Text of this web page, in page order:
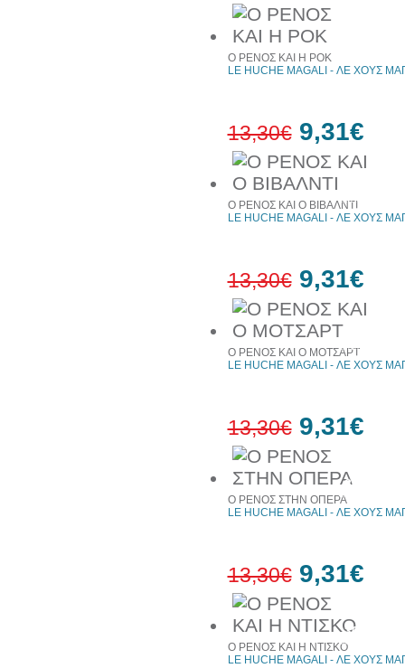
έκπτωση
web
Ο ΡΕΝΟΣ ΚΑΙ Η ΡΟΚ
LE HUCHE MAGALI - ΛΕ ΧΟΥΣ
13,30€ 9,31€
έκπτωση
web
Ο ΡΕΝΟΣ ΚΑΙ Ο ΒΙΒΑΛΝΤΙ
LE HUCHE MAGALI - ΛΕ ΧΟΥΣ
13,30€ 9,31€
30%
έκπτωση
Ο ΡΕΝΟΣ ΚΑΙ Ο ΜΟΤΣΑΡΤ
LE HUCHE MAGALI - ΛΕ ΧΟΥΣ
13,30€ 9,31€
30%
έκπτωση
Ο ΡΕΝΟΣ ΣΤΗΝ ΟΠΕΡΑ
LE HUCHE MAGALI - ΛΕ ΧΟΥΣ
13,30€ 9,31€
Ο ΡΕΝΟΣ ΚΑΙ Η ΝΤΙΣΚΟ
LE HUCHE MAGALI - ΛΕ ΧΟΥΣ